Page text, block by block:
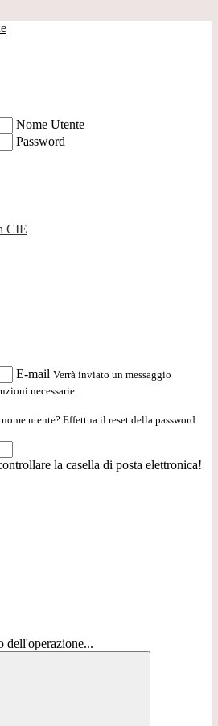
Nome Utente
Password
CIE
E-mail Verrà inviato un messaggio
necessarie.
utente? Effettua il reset della password
la casella di posta elettronica!
dell'operazione...